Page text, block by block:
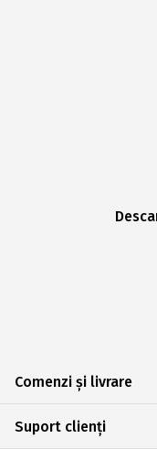
Comenzi și livrare
Suport clienți